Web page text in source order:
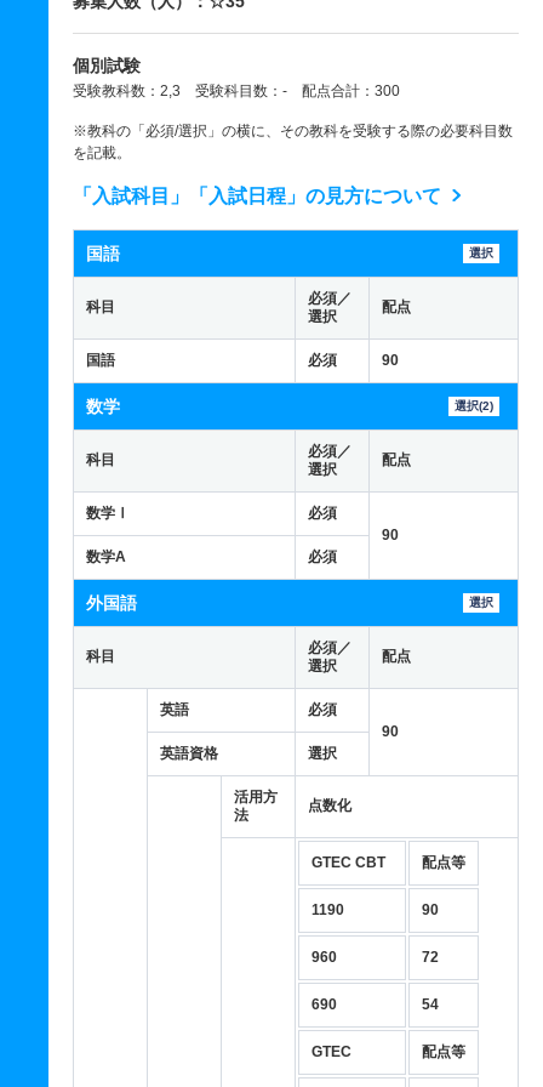
個別試験
受験教科数：2,3 受験科目数：- 配点合計：300
※教科の「必須/選択」の横に、その教科を受験する際の必要科目数
を記載。
「入試科目」「入試日程」の見方について
国語 選択
科目
必須／
選択
配点
国語 必須 90
数学 選択(2)
科目
必須／
選択
配点
数学Ⅰ
必須
90
数学A
必須
外国語 選択
科目
必須／
選択
配点
英語
必須
90
英語資格
選択
活用方
法
点数化
GTEC CBT 配点等
1190 90
960 72
690 54
GTEC 配点等